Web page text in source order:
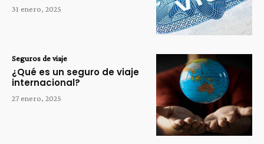
31 enero, 2025
Seguros de viaje
¿Qué es un seguro de viaje
internacional?
27 enero, 2025